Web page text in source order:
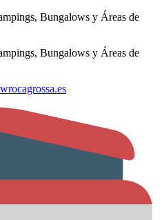
Bungalows y Áreas de
Bungalows y Áreas de